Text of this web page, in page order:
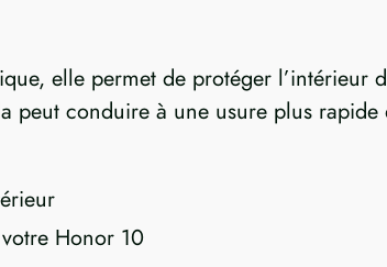
elle permet de protéger l’intérieur
peut conduire à une usure plus rapide
Honor 10